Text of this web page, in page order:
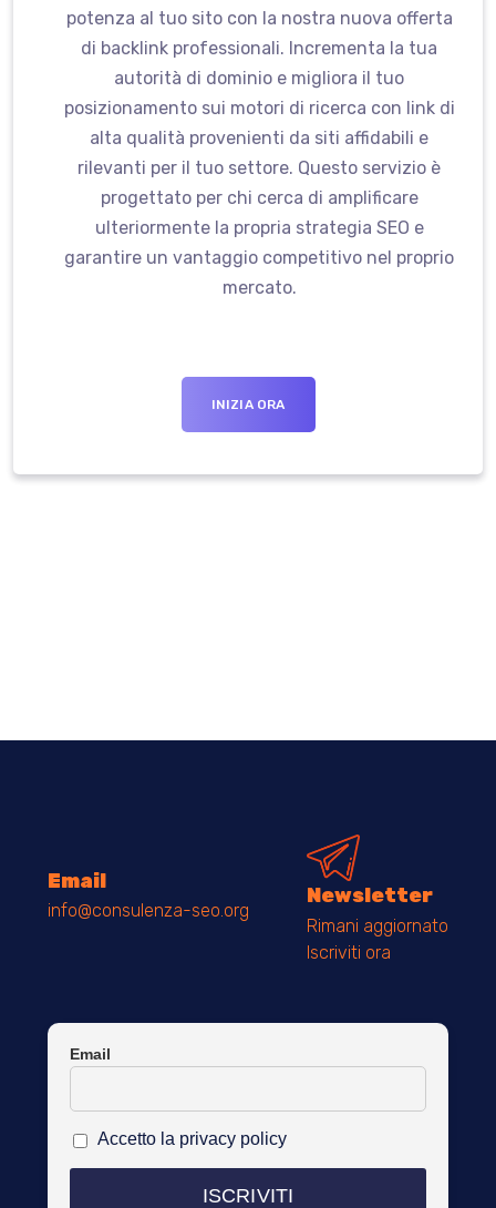
potenza al tuo sito con la nostra nuova offerta
di backlink professionali. Incrementa la tua
autorità di dominio e migliora il tuo
posizionamento sui motori di ricerca con link di
alta qualità provenienti da siti affidabili e
rilevanti per il tuo settore. Questo servizio è
progettato per chi cerca di amplificare
ulteriormente la propria strategia SEO e
garantire un vantaggio competitivo nel proprio
mercato.
INIZIA ORA
Email
info@consulenza-seo.org
Newsletter
Rimani aggiornato
Iscriviti ora
Email
Accetto la privacy policy